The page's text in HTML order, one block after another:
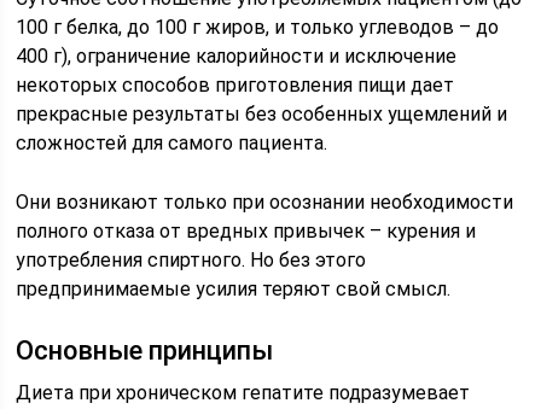
100 г белка, до 100 г жиров, и только углеводов – до
400 г), ограничение калорийности и исключение
некоторых способов приготовления пищи дает
прекрасные результаты без особенных ущемлений и
сложностей для самого пациента.
Они возникают только при осознании необходимости
полного отказа от вредных привычек – курения и
употребления спиртного. Но без этого
предпринимаемые усилия теряют свой смысл.
Основные принципы
Диета при хроническом гепатите подразумевает